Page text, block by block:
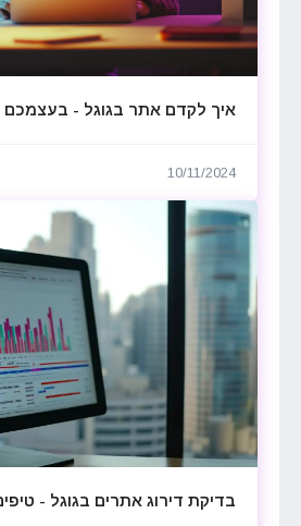
איך לקדם אתר בגוגל - בעצמכם
10/11/2024
בדיקת דירוג אתרים בגוגל -